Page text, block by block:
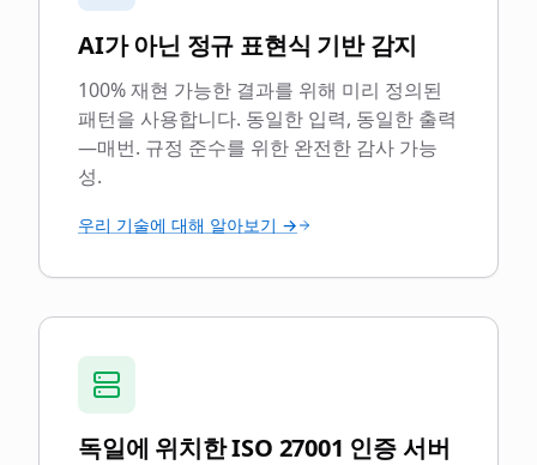
AI가 아닌 정규 표현식 기반 감지
100% 재현 가능한 결과를 위해 미리 정의된
패턴을 사용합니다. 동일한 입력, 동일한 출력
—매번. 규정 준수를 위한 완전한 감사 가능
성.
우리 기술에 대해 알아보기 →
독일에 위치한 ISO 27001 인증 서버